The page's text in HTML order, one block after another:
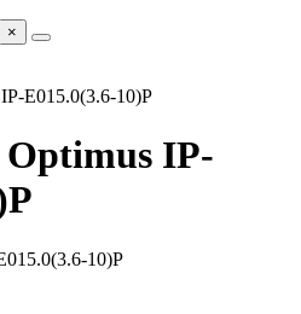
×
E015.0(3.6-10)P
IP-